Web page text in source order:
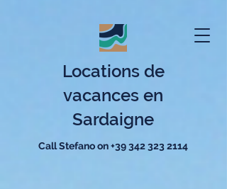
Locations de
vacances en
Sardaigne
Call Stefano on+39 342 323 2114